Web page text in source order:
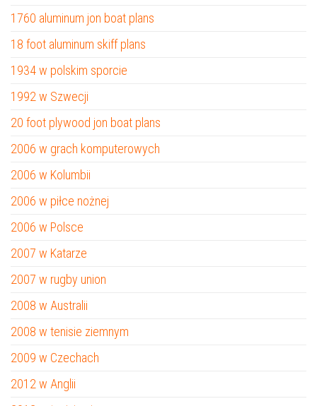
1760 aluminum jon boat plans
18 foot aluminum skiff plans
1934 w polskim sporcie
1992 w Szwecji
20 foot plywood jon boat plans
2006 w grach komputerowych
2006 w Kolumbii
2006 w piłce nożnej
2006 w Polsce
2007 w Katarze
2007 w rugby union
2008 w Australii
2008 w tenisie ziemnym
2009 w Czechach
2012 w Anglii